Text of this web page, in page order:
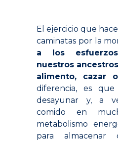
El ejercicio que
caminatas por la
a los
nuestros
alimento, cazar
diferencia, es
desayunar y, a
comido en
metabolismo
para almacenar